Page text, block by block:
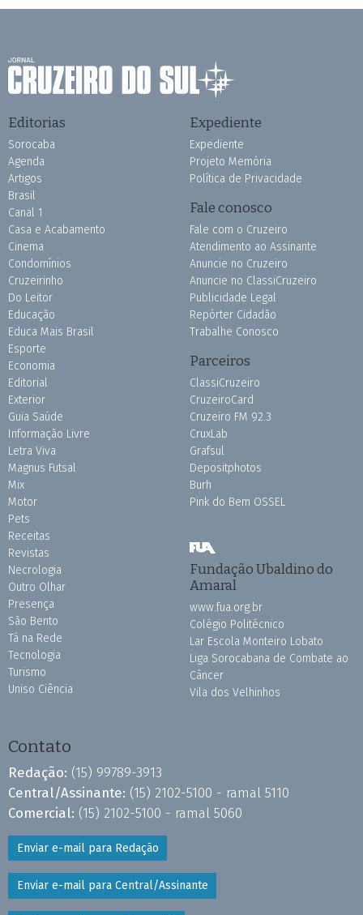
Editorias
Sorocaba
Agenda
Artigos
Brasil
Canal 1
Casa e Acabamento
Cinema
Condomínios
Cruzeirinho
Do Leitor
Educação
Educa Mais Brasil
Esporte
Economia
Editorial
Exterior
Guia Saúde
Informação Livre
Letra Viva
Magnus Futsal
Mix
Motor
Pets
Receitas
Revistas
Necrologia
Outro Olhar
Presença
São Bento
Tá na Rede
Tecnologia
Turismo
Uniso Ciência
Expediente
Expediente
Projeto Memória
Política de Privacidade
Fale conosco
Fale com o Cruzeiro
Atendimento ao Assinante
Anuncie no Cruzeiro
Anuncie no ClassiCruzeiro
Publicidade Legal
Repórter Cidadão
Trabalhe Conosco
Parceiros
ClassiCruzeiro
CruzeiroCard
Cruzeiro FM 92.3
CruxLab
Grafsul
Depositphotos
Burh
Pink do Bem OSSEL
Fundação Ubaldino do
Amaral
www.fua.org.br
Colégio Politécnico
Lar Escola Monteiro Lobato
Liga Sorocabana de Combate ao
Câncer
Vila dos Velhinhos
Contato
Redação: (15) 99789-3913
Central/Assinante: (15) 2102-5100 - ramal 5110
Comercial: (15) 2102-5100 - ramal 5060
Enviar e-mail para Redação
Enviar e-mail para Central/Assinante